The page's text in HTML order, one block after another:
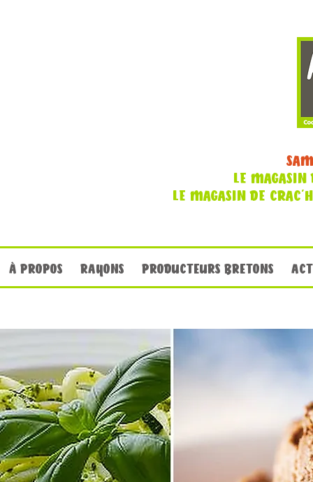
LE MAGASIN
LE MAGASIN DE
À PROPOS RAYONS PRODUCTEURS BRETONS